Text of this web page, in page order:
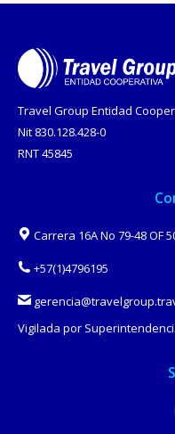
Travel Group Entidad
Nit 830.128.428-0
RNT 45845
Carrera 16A No 79-48 OF
+57(1)4796195
Vigilada por